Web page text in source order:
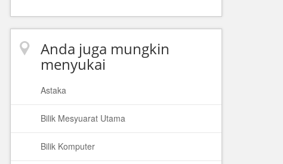
Anda juga mungkin
menyukai
Astaka
Bilik Mesyuarat Utama
Bilik Komputer